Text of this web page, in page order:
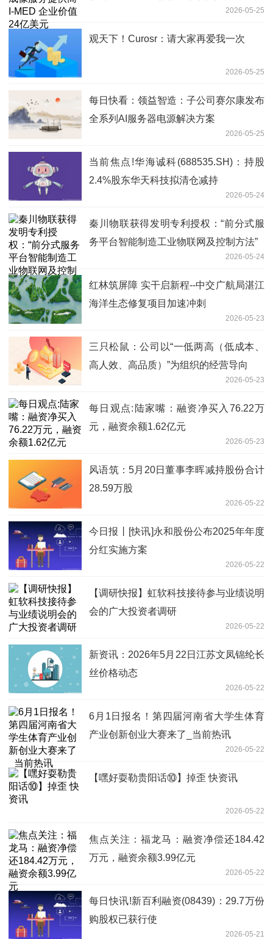
2026-05-25
观天下！Curosr：请大家再爱我一次
2026-05-25
每日快看：领益智造：子公司赛尔康发布
全系列AI服务器电源解决方案
2026-05-25
当前焦点!华海诚科(688535.SH)：持股
2.4%股东华天科技拟清仓减持
2026-05-24
秦川物联获得发明专利授权：“前分式服
务平台智能制造工业物联网及控制方法”
2026-05-24
红林筑屏障 实干启新程--中交广航局湛江
海洋生态修复项目加速冲刺
2026-05-23
三只松鼠：公司以“一低两高（低成本、
高人效、高品质）”为组织的经营导向
2026-05-23
每日观点:陆家嘴：融资净买入76.22万
元，融资余额1.62亿元
2026-05-23
风语筑：5月20日董事李晖减持股份合计
28.59万股
2026-05-22
今日报丨[快讯]永和股份公布2025年年度
分红实施方案
2026-05-22
【调研快报】虹软科技接待参与业绩说明
会的广大投资者调研
2026-05-22
新资讯：2026年5月22日江苏文凤锦纶长
丝价格动态
2026-05-22
6月1日报名！第四届河南省大学生体育
产业创新创业大赛来了_当前热讯
2026-05-22
【嘿好耍勒贵阳话⑩】掉歪 快资讯
2026-05-22
焦点关注：福龙马：融资净偿还184.42
万元，融资余额3.99亿元
2026-05-22
每日快讯!新百利融资(08439)：29.7万份
购股权已获行使
2026-05-21